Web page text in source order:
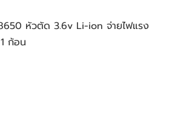
หัวตัด 3.6v Li-ion จ่ายไฟแรง
ก้อน